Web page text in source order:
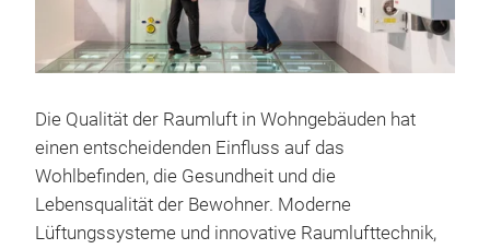
Die Qualität der Raumluft in Wohngebäuden hat
einen entscheidenden Einfluss auf das
Wohlbefinden, die Gesundheit und die
Lebensqualität der Bewohner. Moderne
Lüftungssysteme und innovative Raumlufttechnik,